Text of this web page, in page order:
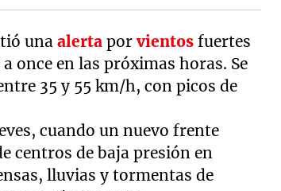
unaalerta porvientos fuertes
once en las próximas horas. Se
35 y 55 km/h, con picos de
cuando un nuevo frente
centros de baja presión en
lluvias y tormentas de